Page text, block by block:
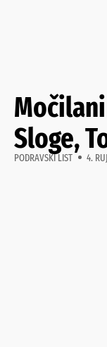
Sloge,
PODRAVSKI LIST 4.